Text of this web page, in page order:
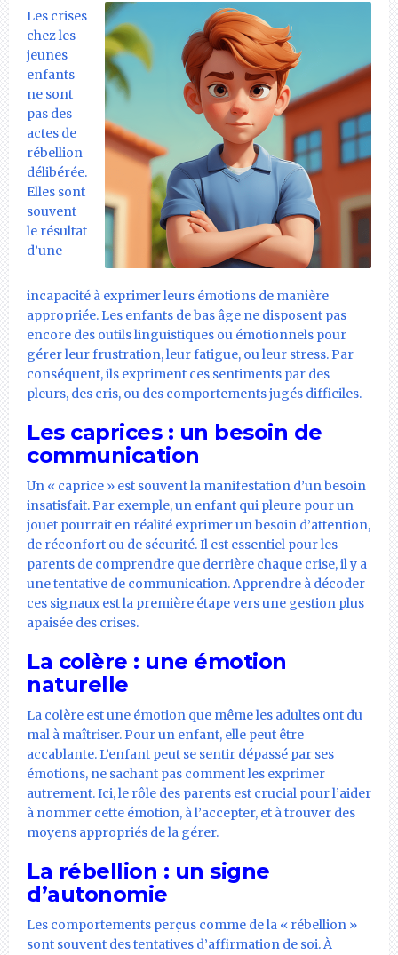
Les crises
chez les
jeunes
enfants
ne sont
pas des
actes de
rébellion
délibérée.
Elles sont
souvent
le résultat
d’une
incapacité à exprimer leurs émotions de manière
appropriée. Les enfants de bas âge ne disposent pas
encore des outils linguistiques ou émotionnels pour
gérer leur frustration, leur fatigue, ou leur stress. Par
conséquent, ils expriment ces sentiments par des
pleurs, des cris, ou des comportements jugés difficiles.
Les caprices : un besoin de
communication
Un « caprice » est souvent la manifestation d’un besoin
insatisfait. Par exemple, un enfant qui pleure pour un
jouet pourrait en réalité exprimer un besoin d’attention,
de réconfort ou de sécurité. Il est essentiel pour les
parents de comprendre que derrière chaque crise, il y a
une tentative de communication. Apprendre à décoder
ces signaux est la première étape vers une gestion plus
apaisée des crises.
La colère : une émotion
naturelle
La colère est une émotion que même les adultes ont du
mal à maîtriser. Pour un enfant, elle peut être
accablante. L’enfant peut se sentir dépassé par ses
émotions, ne sachant pas comment les exprimer
autrement. Ici, le rôle des parents est crucial pour l’aider
à nommer cette émotion, à l’accepter, et à trouver des
moyens appropriés de la gérer.
La rébellion : un signe
d’autonomie
Les comportements perçus comme de la « rébellion »
sont souvent des tentatives d’affirmation de soi. À